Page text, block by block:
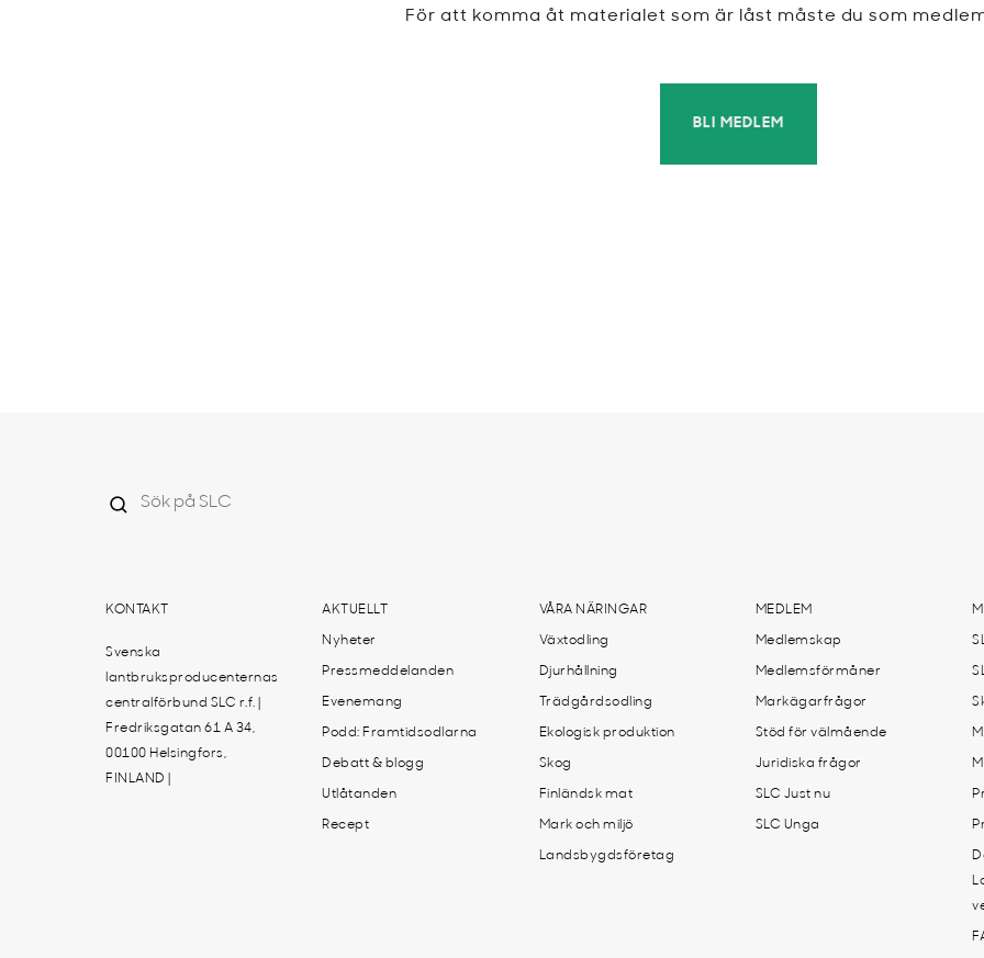
För att komma åt materialet som är låst måste du som
BLI MEDLEM
KONTAKT
Svenska
lantbruksproducenternas
centralförbund SLC r.f. |
Fredriksgatan 61 A 34,
00100 Helsingfors,
FINLAND |
AKTUELLT
Nyheter
Pressmeddelanden
Evenemang
Podd: Framtidsodlarna
Debatt & blogg
Utlåtanden
Recept
VÅRA NÄRINGAR
Växtodling
Djurhållning
Trädgårdsodling
Ekologisk produktion
Skog
Finländsk mat
Mark och miljö
Landsbygdsföretag
MEDLEM
Medlemskap
Medlemsförmåner
Markägarfrågor
Stöd för välmående
Juridiska frågor
SLC Just nu
SLC Unga